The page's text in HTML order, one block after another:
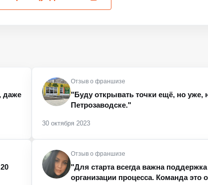
даже
Отзыв о франшизе
"Буду открывать точки ещё, но уже,
Петрозаводске."
30 октября 2023
Отзыв о франшизе
"Для старта всегда важна
организации процесса. Команда это